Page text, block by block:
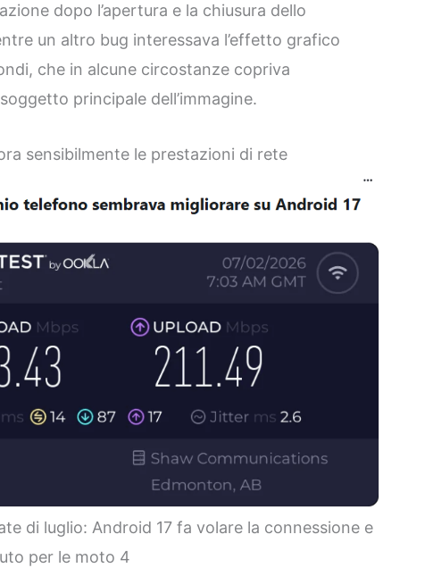
dopo l’apertura e la chiusura dello
un altro bug interessava l’effetto grafico
che in alcune circostanze copriva
principale dell’immagine.
sensibilmente le prestazioni di rete
di luglio: Android 17 fa volare la connessione e
per le moto 4